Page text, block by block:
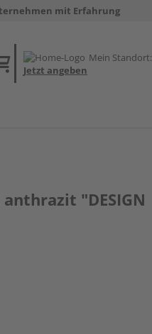
mit Erfahrung
Mein Standort:
Jetzt angeben
"DESIGN